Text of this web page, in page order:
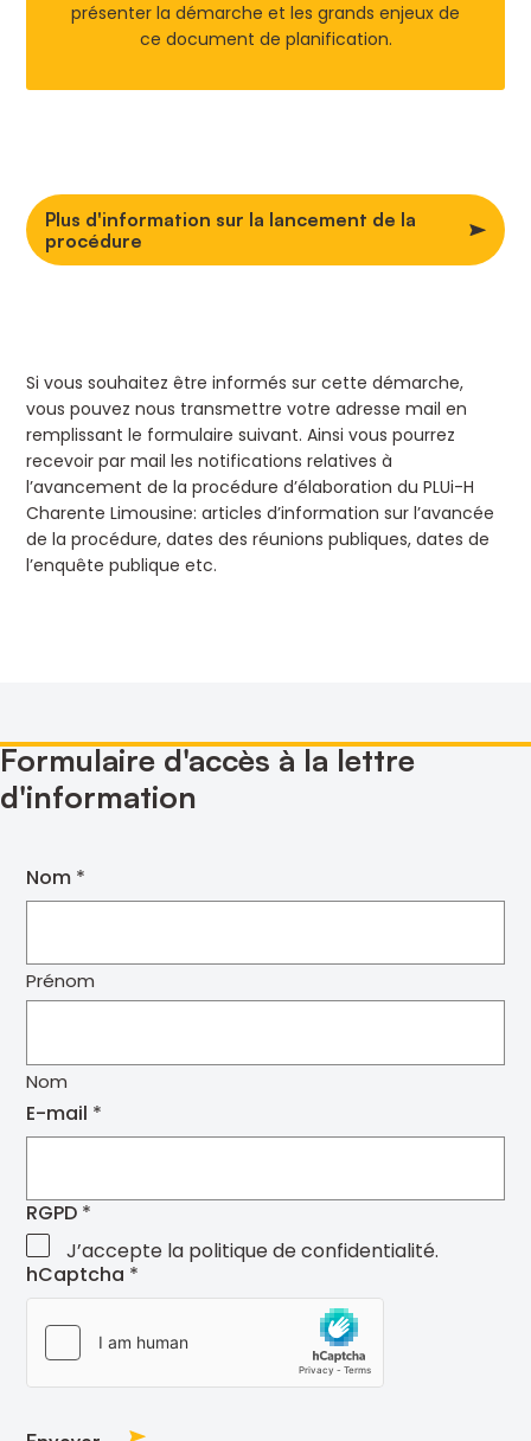
présenter la démarche et les grands enjeux de
ce document de planification.
Plus d'information sur la lancement de la
procédure
Si vous souhaitez être informés sur cette démarche,
vous pouvez nous transmettre votre adresse mail en
remplissant le formulaire suivant. Ainsi vous pourrez
recevoir par mail les notifications relatives à
l’avancement de la procédure d’élaboration du PLUi-H
Charente Limousine: articles d’information sur l’avancée
de la procédure, dates des réunions publiques, dates de
l’enquête publique etc.
Formulaire d'accès à la lettre
d'information
Nom
Prénom
Nom
E-mail
RGPD
J’accepte la politique de confidentialité.
hCaptcha